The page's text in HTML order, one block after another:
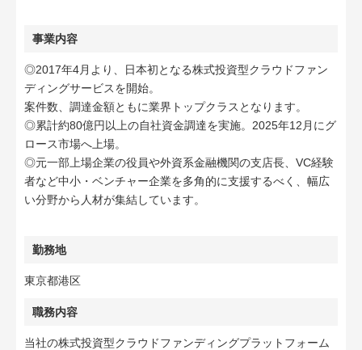
事業内容
◎2017年4月より、日本初となる株式投資型クラウドファン
ディングサービスを開始。
案件数、調達金額ともに業界トップクラスとなります。
◎累計約80億円以上の自社資金調達を実施。2025年12月にグ
ロース市場へ上場。
◎元一部上場企業の役員や外資系金融機関の支店長、VC経験
者など中小・ベンチャー企業を多角的に支援するべく、幅広
い分野から人材が集結しています。
勤務地
東京都港区
職務内容
当社の株式投資型クラウドファンディングプラットフォーム